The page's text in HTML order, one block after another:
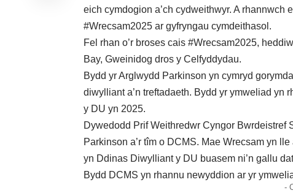
eich cymdogion a’ch cydweithwyr. A rhannwch
#Wrecsam2025 ar gyfryngau cymdeithasol.
Fel rhan o’r broses cais #Wrecsam2025,
Bay, Gweinidog dros y Celfyddydau.
Bydd yr Arglwydd Parkinson yn cymryd
diwylliant a’n treftadaeth. Bydd yr ymweliad yn
y DU yn 2025.
Dywedodd Prif Weithredwr Cyngor Bwrdeistref
Parkinson a’r tîm o DCMS. Mae Wrecsam yn
yn Ddinas Diwylliant y DU buasem ni’n gallu
Bydd DCMS yn rhannu newyddion ar yr
-